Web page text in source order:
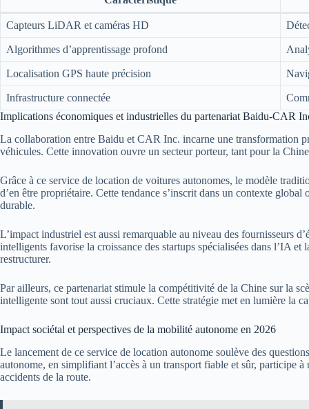
Capteurs LiDAR et caméras HD
Algorithmes d’apprentissage profond
Localisation GPS haute précision
Infrastructure connectée
Implications économiques et industrielles du partenariat Baidu-CAR
La collaboration entre Baidu et CAR Inc. incarne une transformation
véhicules. Cette innovation ouvre un secteur porteur, tant pour la
Grâce à ce service de location de voitures autonomes, le modèle
d’en être propriétaire. Cette tendance s’inscrit dans un contexte
durable.
L’impact industriel est aussi remarquable au niveau des fournisseurs
intelligents favorise la croissance des startups spécialisées dans l’IA
restructurer.
Par ailleurs, ce partenariat stimule la compétitivité de la Chine sur la
intelligente sont tout aussi cruciaux. Cette stratégie met en lumière la
Impact sociétal et perspectives de la mobilité autonome en 2026
Le lancement de ce service de location autonome soulève des
autonome, en simplifiant l’accès à un transport fiable et sûr, participe
accidents de la route.